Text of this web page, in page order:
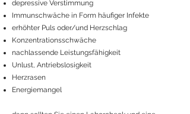
depressive Verstimmung
Immunschwäche in Form häufiger Infekte
erhöhter Puls oder/und Herzschlag
Konzentrationsschwäche
nachlassende Leistungsfähigkeit
Unlust, Antriebslosigkeit
Herzrasen
Energiemangel